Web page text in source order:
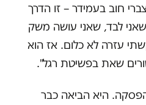
חוב בעמידר – זו הדרך
לבד, שאני עושה משק
עזרה לא כלום. אז הוא
שאת בפשיטת רגל".
היא הביאה כבר